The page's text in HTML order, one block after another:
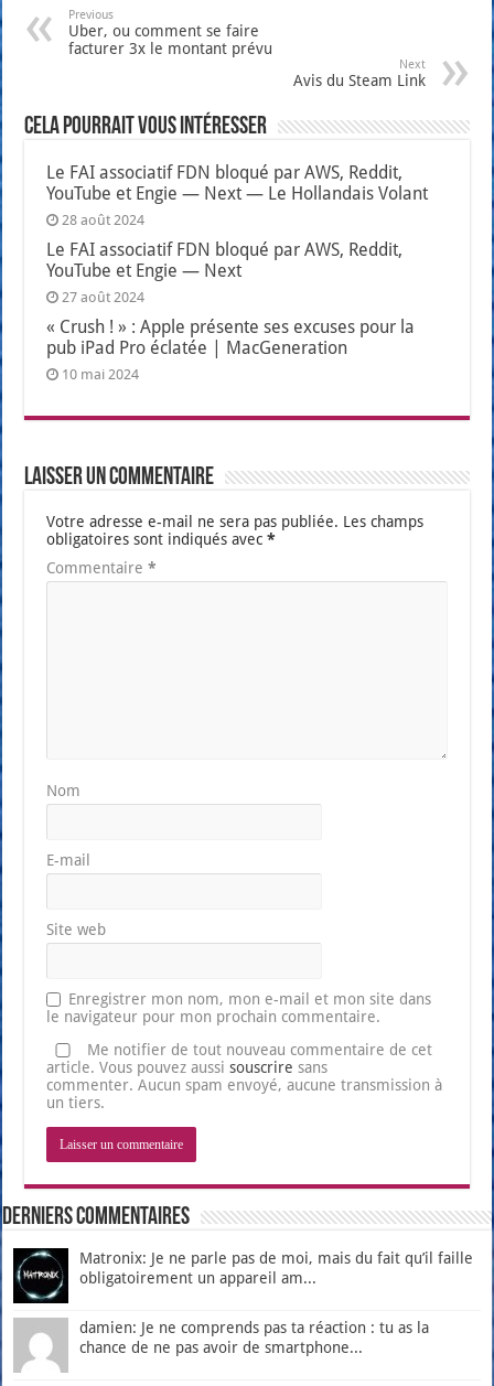
Previous
Uber, ou comment se faire
facturer 3x le montant prévu
Next
Avis du Steam Link
Cela pourrait vous intéresser
Le FAI associatif FDN bloqué par AWS, Reddit,
YouTube et Engie — Next — Le Hollandais Volant
28 août 2024
Le FAI associatif FDN bloqué par AWS, Reddit,
YouTube et Engie — Next
27 août 2024
« Crush ! » : Apple présente ses excuses pour la
pub iPad Pro éclatée | MacGeneration
10 mai 2024
Laisser un commentaire
Votre adresse e-mail ne sera pas publiée. Les champs
obligatoires sont indiqués avec*
Commentaire*
Nom
E-mail
Site web
Enregistrer mon nom, mon e-mail et mon site dans
le navigateur pour mon prochain commentaire.
Me notifier de tout nouveau commentaire de cet
article. Vous pouvez aussisouscrire sans
commenter. Aucun spam envoyé, aucune transmission à
un tiers.
Derniers Commentaires
Matronix: Je ne parle pas de moi, mais du fait qu’il faille
obligatoirement un appareil am...
damien: Je ne comprends pas ta réaction : tu as la
chance de ne pas avoir de smartphone...